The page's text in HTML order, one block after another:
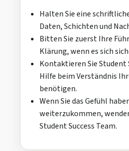
Halten Sie eine
Daten, Schichten und
Bitten Sie zuerst Ihre
Klärung, wenn es sich
Kontaktieren Sie Student
Hilfe beim Verständnis
benötigen.
Wenn Sie das Gefühl
weiterzukommen,
Student Success Team.